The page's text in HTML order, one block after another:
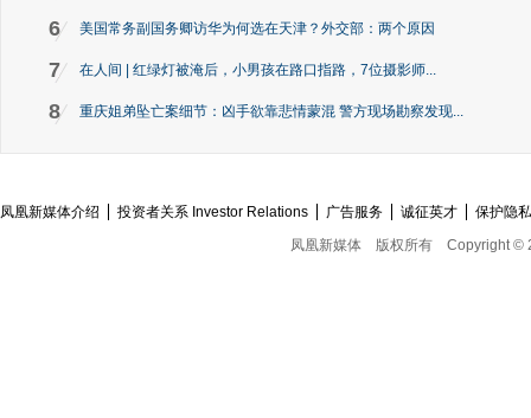
6 美国常务副国务卿访华为何选在天津？外交部：两个原因
7 在人间 | 红绿灯被淹后，小男孩在路口指路，7位摄影师...
8 重庆姐弟坠亡案细节：凶手欲靠悲情蒙混 警方现场勘察发现...
凤凰新媒体介绍 投资者关系 Investor Relations 广告服务 诚征英才
保护隐
凤凰新媒体
版权所有 Copyright ©